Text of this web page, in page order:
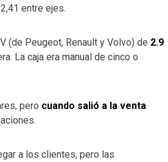
entre ejes.
(de Peugeot, Renault y Volvo) de 2.9
La caja era manual de cinco o
pero cuando salió a la venta
a los clientes, pero las